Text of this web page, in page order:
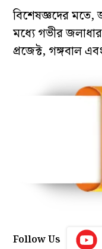
বিশেষজ্ঞদের মতে,
মধ্যে গভীর
প্রজেক্ট, গঙ্গবাল
Follow Us